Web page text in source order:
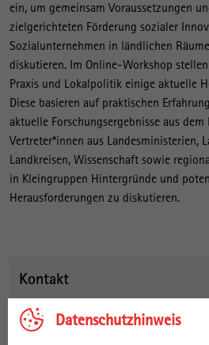
Datenschutzhinweis
ein, um gemeinsam Voraussetzungen
zielgerichteten Förderung sozialer
Sozialunternehmen in ländlichen
diskutieren. Im Online-Workshop
Praxis und Lokalpolitik einige aktuelle
Diese basieren auf praktischen
aktuelle Forschungsergebnisse aus
Vertreter*innen aus Landesministerien,
Landkreisen, Wissenschaft sowie
in Kleingruppen Hintergründe und
Herausforderungen zu diskutieren.
Kontakt